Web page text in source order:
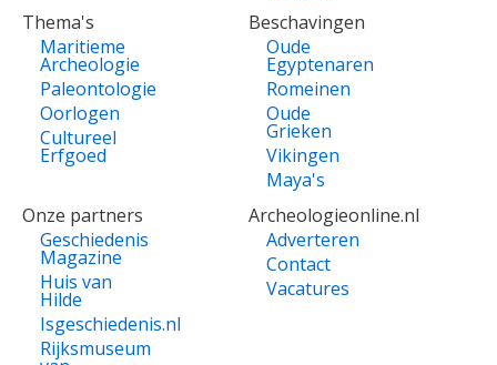
Thema's
Maritieme
Archeologie
Paleontologie
Oorlogen
Cultureel
Erfgoed
Beschavingen
Oude
Egyptenaren
Romeinen
Oude
Grieken
Vikingen
Maya's
Onze partners
Geschiedenis
Magazine
Huis van
Hilde
Isgeschiedenis.nl
Rijksmuseum
Archeologieonline.nl
Adverteren
Contact
Vacatures